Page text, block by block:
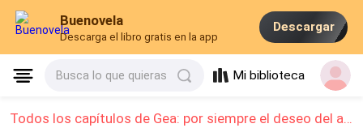
Buenovela
Descarga el libro gratis en la app
Descargar
Busca lo que quieras Mi biblioteca
Todos los capítulos de Gea: por siempre el deseo del alfa Eros.: Capítulo 1 - Capítulo 10